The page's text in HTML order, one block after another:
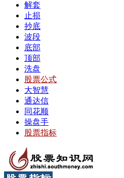
解套
止损
抄底
波段
底部
顶部
洗盘
股票公式
大智慧
通达信
同花顺
操盘手
股票指标